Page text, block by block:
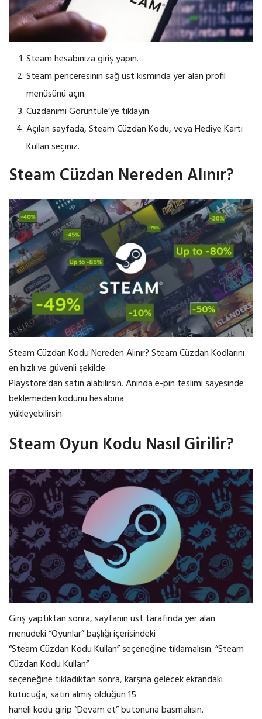
Steam hesabınıza giriş yapın.
Steam penceresinin sağ üst kısmında yer alan profil
menüsünü açın.
Cüzdanımı Görüntüle’ye tıklayın.
Açılan sayfada, Steam Cüzdan Kodu, veya Hediye Kartı
Kullan seçiniz.
Steam Cüzdan Nereden Alınır?
Steam Cüzdan Kodu Nereden Alınır? Steam Cüzdan Kodlarını
en hızlı ve güvenli şekilde
Playstore’dan satın alabilirsin. Anında e-pin teslimi sayesinde
beklemeden kodunu hesabına
yükleyebilirsin.
Steam Oyun Kodu Nasıl Girilir?
Giriş yaptıktan sonra, sayfanın üst tarafında yer alan
menüdeki “Oyunlar” başlığı içerisindeki
“Steam Cüzdan Kodu Kullan” seçeneğine tıklamalısın. “Steam
Cüzdan Kodu Kullan”
seçeneğine tıkladıktan sonra, karşına gelecek ekrandaki
kutucuğa, satın almış olduğun 15
haneli kodu girip “Devam et” butonuna basmalısın.